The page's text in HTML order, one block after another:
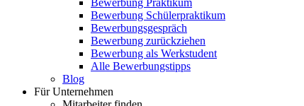
Bewerbung Praktikum
Bewerbung Schülerpraktikum
Bewerbungsgespräch
Bewerbung zurückziehen
Bewerbung als Werkstudent
Alle Bewerbungstipps
Blog
Für Unternehmen